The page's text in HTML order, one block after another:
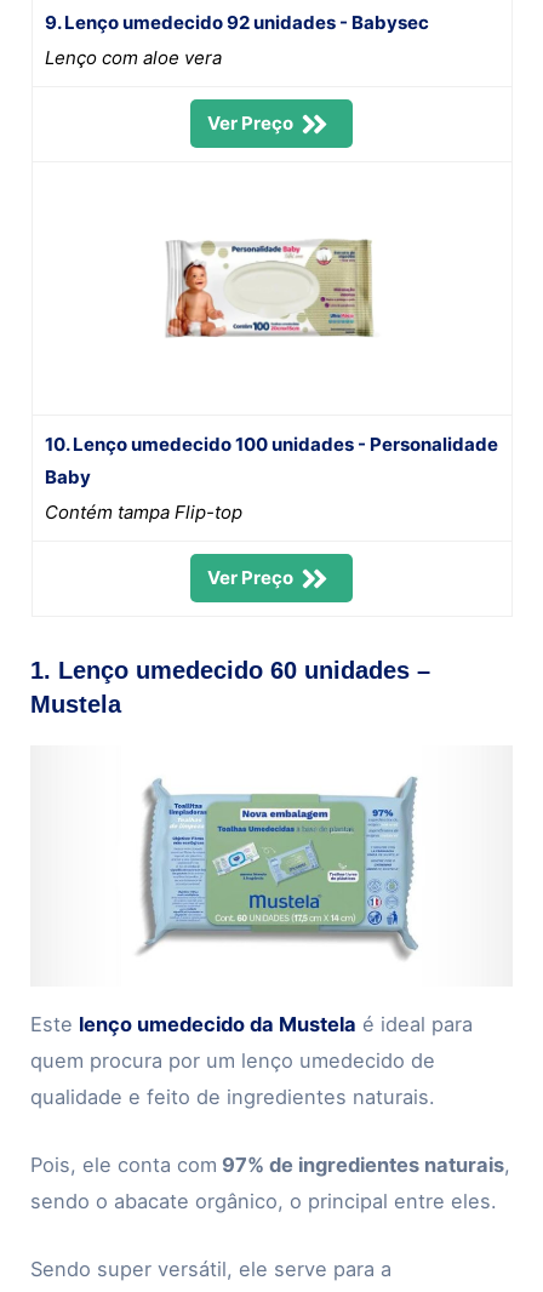
9. Lenço umedecido 92 unidades - Babysec
Lenço com aloe vera
Ver Preço
10. Lenço umedecido 100 unidades - Personalidade
Baby
Contém tampa Flip-top
Ver Preço
1. Lenço umedecido 60 unidades –
Mustela
Este lenço umedecido da Mustela é ideal para
quem procura por um lenço umedecido de
qualidade e feito de ingredientes naturais.
Pois, ele conta com 97% de ingredientes naturais,
sendo o abacate orgânico, o principal entre eles.
Sendo super versátil, ele serve para a